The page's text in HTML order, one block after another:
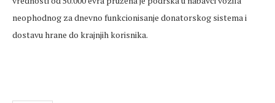
neophodnog za dnevno funkcionisanje donatorskog sistema i
dostavu hrane do krajnjih korisnika.